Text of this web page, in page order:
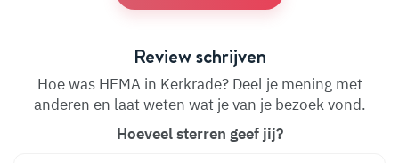
Review schrijven
Hoe was HEMA in Kerkrade? Deel je mening met
anderen en laat weten wat je van je bezoek vond.
Hoeveel sterren geef jij?